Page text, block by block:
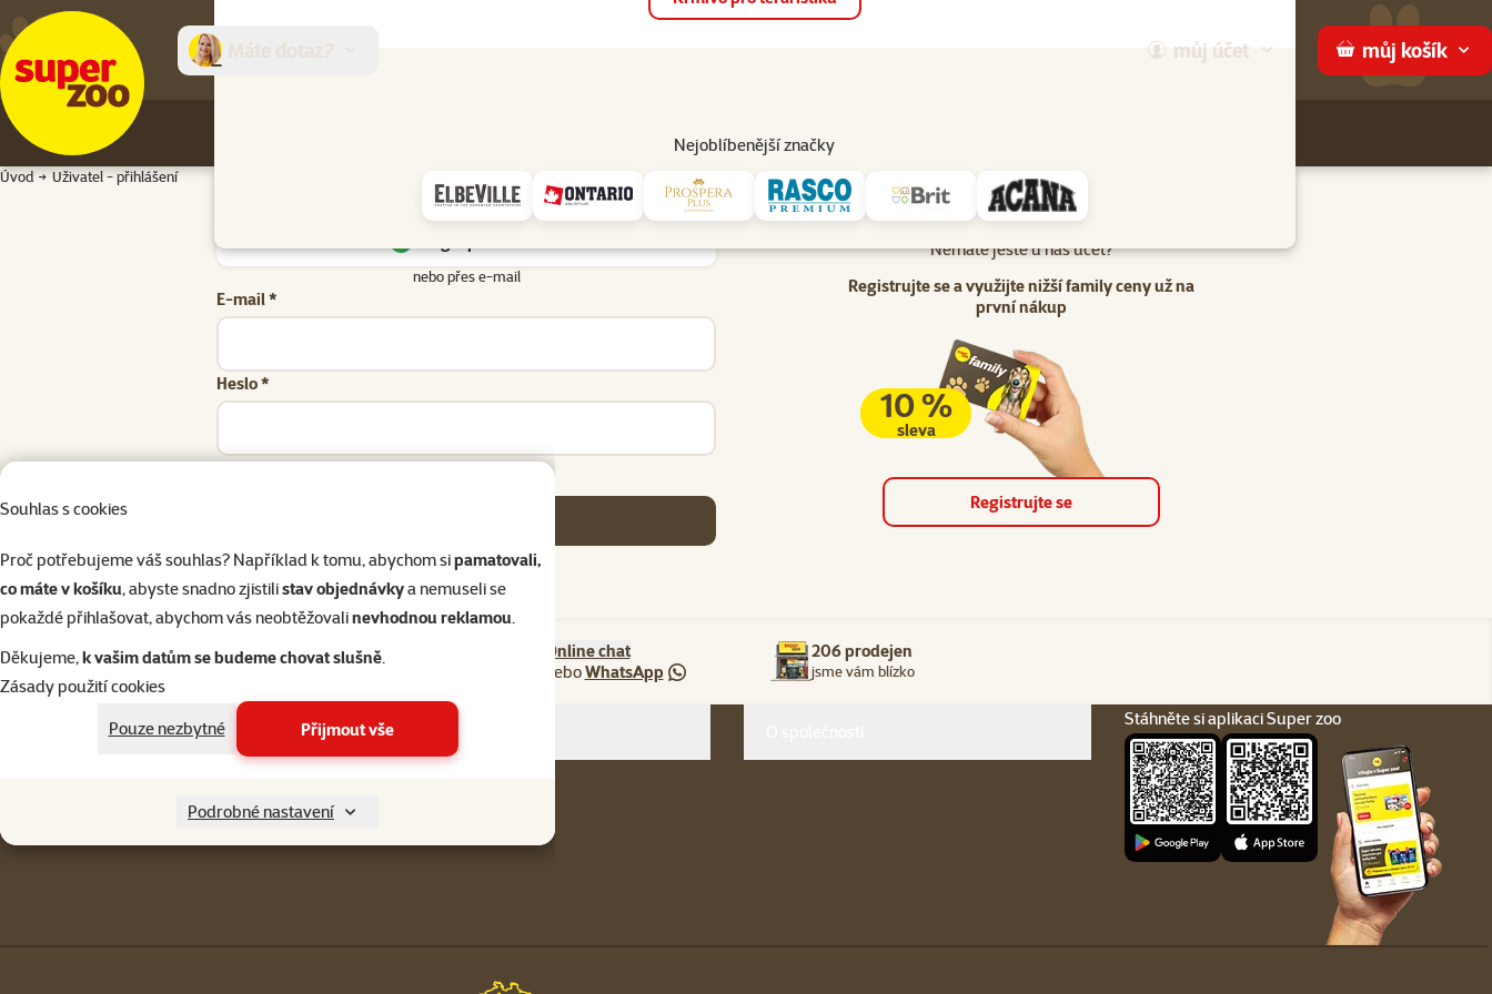
Souhlas s cookies
Proč potřebujeme váš souhlas? Například k tomu, abychom sipamatovali,
co máte v košíku, abyste snadno zjistilistav objednávkya nemuseli se
pokaždé přihlašovat, abychom vás neobtěžovalinevhodnou reklamou.
Děkujeme,k vašim datům se budeme chovat slušně.
Zásady použití cookies
Pouze nezbytné
Přijmout vše
Podrobné nastavení
můj účet můj košík
Nejoblíbenější značky
Prodejny Služby
Úvod Uživatel - přihlášení
Uživatel - přihlášení
nebo přes e-mail
E-mail *
Heslo *
Nemáte ještě u nás účet?
Registrujte se a využijte nižší family ceny už na
první nákup
10 %
sleva
Registrujte se
Napište nám
eshop@superzoo.cz
321 000 180
Online chat
neboWhatsApp
206 prodejen
jsme vám blízko
Pro zákazníky
Stáhněte si aplikaci Super zoo